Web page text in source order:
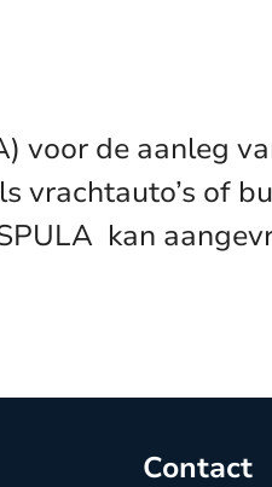
voor de aanleg
vrachtauto’s of
kan
Contact